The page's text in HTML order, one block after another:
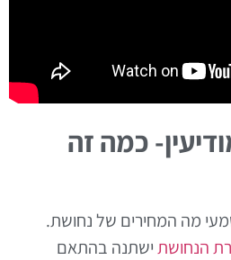
כמה זה
מה המחירים של נחושת.
הנחושתישתנה בהתאם